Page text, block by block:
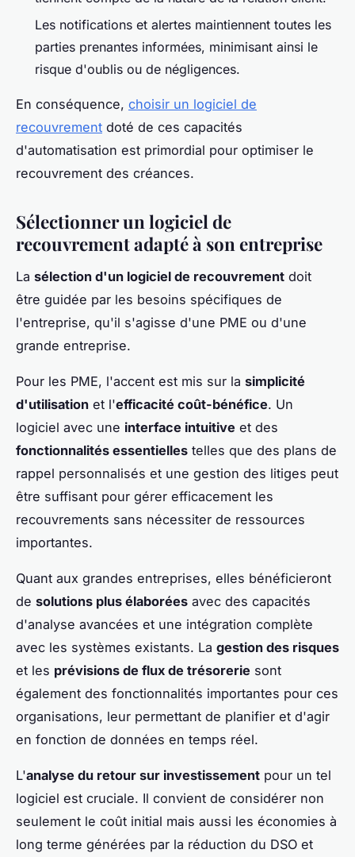
Les notifications et alertes maintiennent toutes les
parties prenantes informées, minimisant ainsi le
risque d'oublis ou de négligences.
En conséquence, choisir un logiciel de
recouvrement doté de ces capacités
d'automatisation est primordial pour optimiser le
recouvrement des créances.
Sélectionner un logiciel de
recouvrement adapté à son entreprise
La sélection d'un logiciel de recouvrement doit
être guidée par les besoins spécifiques de
l'entreprise, qu'il s'agisse d'une PME ou d'une
grande entreprise.
Pour les PME, l'accent est mis sur la simplicité
d'utilisation et l'efficacité coût-bénéfice. Un
logiciel avec une interface intuitive et des
fonctionnalités essentielles telles que des plans de
rappel personnalisés et une gestion des litiges peut
être suffisant pour gérer efficacement les
recouvrements sans nécessiter de ressources
importantes.
Quant aux grandes entreprises, elles bénéficieront
de solutions plus élaborées avec des capacités
d'analyse avancées et une intégration complète
avec les systèmes existants. La gestion des risques
et les prévisions de flux de trésorerie sont
également des fonctionnalités importantes pour ces
organisations, leur permettant de planifier et d'agir
en fonction de données en temps réel.
L'analyse du retour sur investissement pour un tel
logiciel est cruciale. Il convient de considérer non
seulement le coût initial mais aussi les économies à
long terme générées par la réduction du DSO et